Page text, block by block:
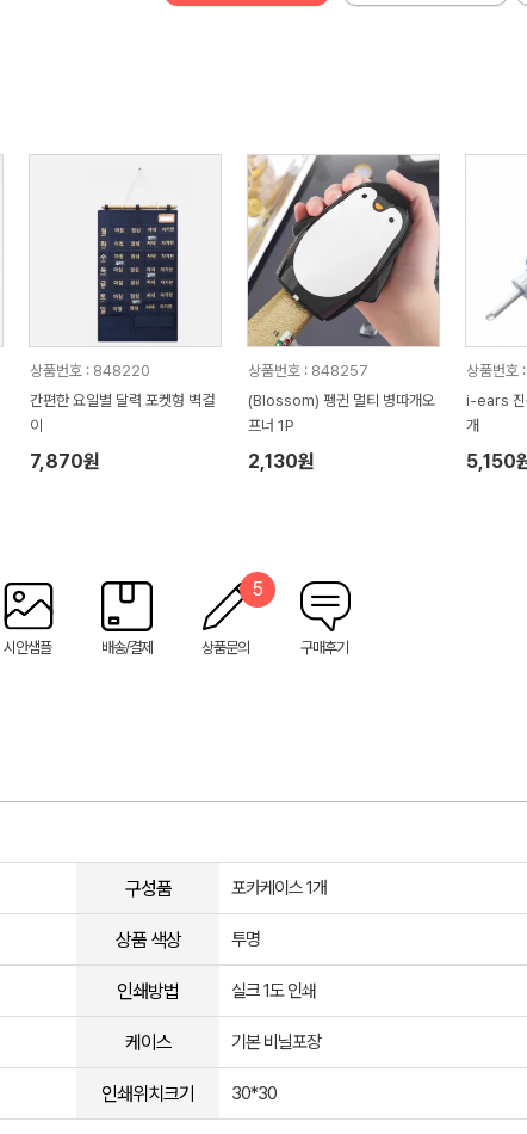
상품번호 : 848220
간편한 요일별 달력 포켓형 벽걸
이
7,870원
상품번호 : 848257
(Blossom) 펭귄 멀티 병따개오
프너 1P
2,130원
상품번
i-ears 진
개
5,150
시안샘플 배송/결제 상품문의
5
구매후기
구성품 포카케이스 1개
상품 색상 투명
인쇄방법 실크 1도 인쇄
케이스 기본 비닐포장
인쇄위치크기 30*30